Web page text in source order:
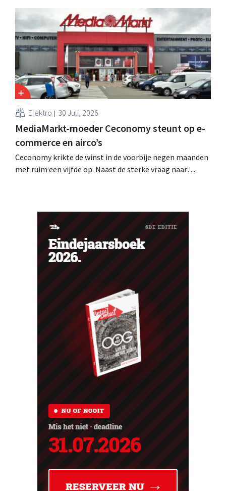
nadat de Nederlandse Reclame Code Commissie
oordeelde dat de belofte misleidend en oneerlijk was.
Elektro 30 Juli, 2026
MediaMarkt-moeder Ceconomy steunt op e-
commerce en airco’s
Ceconomy krikte de winst in de voorbije negen maanden
met ruim een vijfde op. Naast de sterke vraag naar